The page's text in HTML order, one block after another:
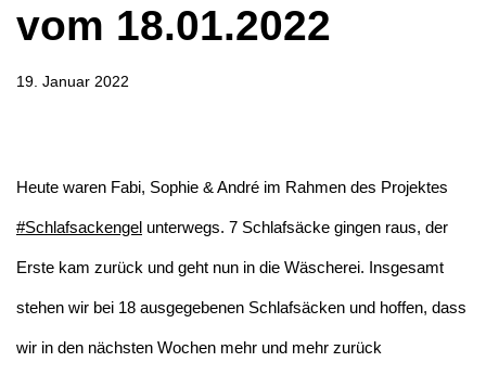
vom 18.01.2022
19. Januar 2022
Heute waren Fabi, Sophie & André im Rahmen des Projektes
#Schlafsackengel unterwegs. 7 Schlafsäcke gingen raus, der
Erste kam zurück und geht nun in die Wäscherei. Insgesamt
stehen wir bei 18 ausgegebenen Schlafsäcken und hoffen, dass
wir in den nächsten Wochen mehr und mehr zurück